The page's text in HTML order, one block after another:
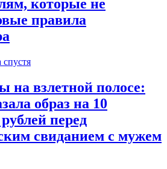
которые не
правила
спустя
на взлетной полосе:
образ на 10
перед
свиданием с мужем